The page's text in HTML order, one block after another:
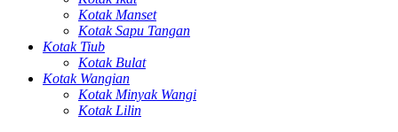
Kotak Manset
Kotak Sapu Tangan
Kotak Tiub
Kotak Bulat
Kotak Wangian
Kotak Minyak Wangi
Kotak Lilin